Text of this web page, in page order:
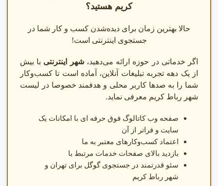
کریم هستید؟
حالا بهترین زمان برای دیده‌شدن کسب و کار شما در
جستجوی اینترنتی است!
اگر خدماتی در حوزه ارائه می‌دهید،شهر اینترنتی با بیش
از یک دهه تجربه تبلیغات آنلاین، آماده است تا کسب‌وکار
شما را به صدها کاربر محلی و هدفمند خصوصا در لیست
شهر رباط کریم معرفی نماید.
صفحه وب کاتالوگ فوق حرفه ای با امکانات یک
سایت و فراتر از آن
اعتماد کسب‌وکارهای معتبر به ما
بازدید بالای صفحات خدمات مرتبط با
سئو قدرتمند در جستجوی گوگل برای تهران و
شهر رباط کریم